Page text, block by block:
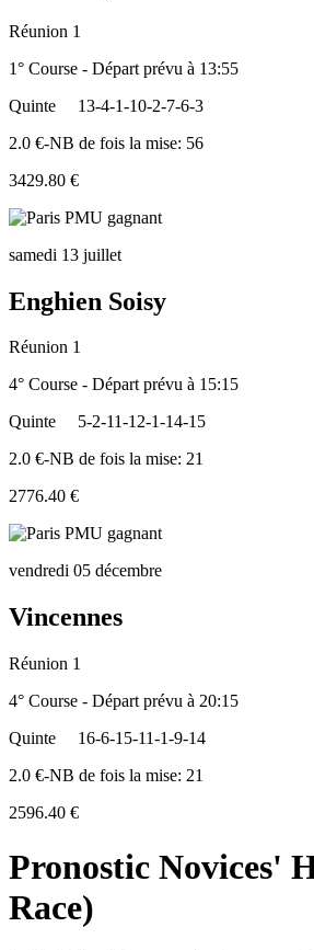
Réunion 1
1° Course - Départ prévu à 13:55
Quinte
13-4-1-10-2-7-6-3
2.0 €-NB de fois la mise: 56
3429.80 €
samedi 13 juillet
Enghien Soisy
Réunion 1
4° Course - Départ prévu à 15:15
Quinte
5-2-11-12-1-14-15
2.0 €-NB de fois la mise: 21
2776.40 €
vendredi 05 décembre
Vincennes
Réunion 1
4° Course - Départ prévu à 20:15
Quinte
16-6-15-11-1-9-14
2.0 €-NB de fois la mise: 21
2596.40 €
Pronostic Novices'
Race)